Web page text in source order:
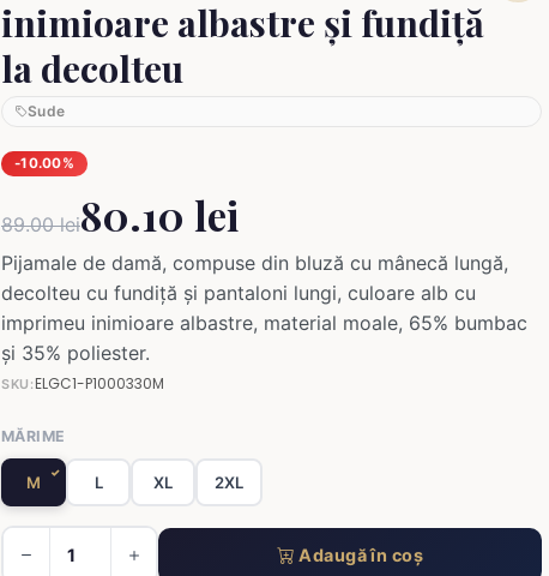
inimioare albastre și fundiță
la decolteu
Sude
-10.00%
89.00 lei80.10 lei
Pijamale de damă, compuse din bluză cu mânecă lungă,
decolteu cu fundiță și pantaloni lungi, culoare alb cu
imprimeu inimioare albastre, material moale, 65% bumbac
și 35% poliester.
SKU:ELGC1-P1000330M
MĂRIME
M L XL 2XL
Adaugă în coș